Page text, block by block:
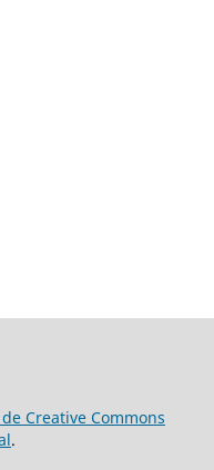
Creative Commons
.